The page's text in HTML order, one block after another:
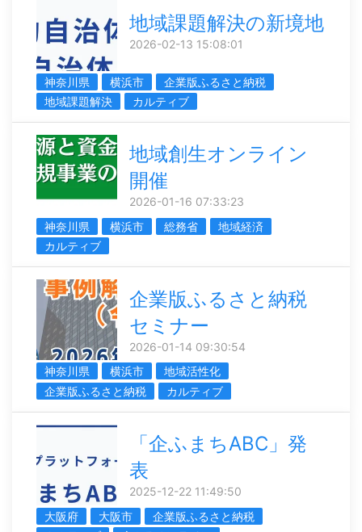
地域課題解決の新境地
2026-02-13 15:08:01
神奈川県 横浜市
企業版ふるさと納税
地域課題解決
カルティブ
地域創生オンライン
開催
2026-01-16 07:33:23
神奈川県
横浜市 総務省
地域経済
カルティブ
企業版ふるさと納税
セミナー
2026-01-14 09:30:54
神奈川県
横浜市
地域活性化
企業版ふるさと納税
カルティブ
「企ふまちABC」発
表
2025-12-22 11:49:50
大阪府
大阪市
企業版ふるさと納税